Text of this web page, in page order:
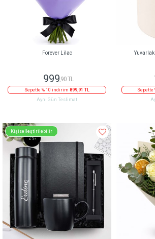
Forever Lilac
999,90 TL
Sepette % 10 indirim 899,91 TL
Aynı Gün Teslimat
Yuvarlak
Sepette
Kişiselleştirilebilir